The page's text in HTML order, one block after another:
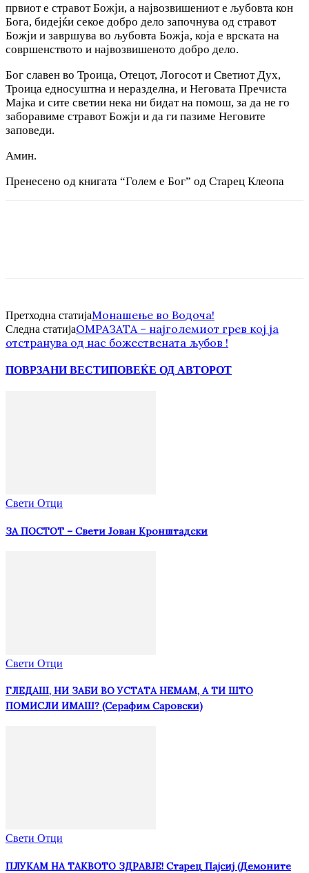
првиот е стравот Божји, а највозвишениот е љубовта кон
Бога, бидејќи секое добро дело започнува од стравот
Божји и завршува во љубовта Божја, која е врската на
совршенството и највозвишеното добро дело.
Бог славен во Троица, Отецот, Логосот и Светиот Дух,
Троица едносуштна и неразделна, и Неговата Пречиста
Мајка и сите светии нека ни бидат на помош, за да не го
заборавиме стравот Божји и да ги пазиме Неговите
заповеди.
Амин.
Пренесено од книгата “Голем е Бог” од Старец Клеопа
Претходна статијаМонашење во Водоча!
Следна статијаОМРАЗАТА – најголемиот грев кој ја
отстранува од нас божествената љубов !
ПОВРЗАНИ ВЕСТИПОВЕЌЕ ОД АВТОРОТ
Свети Отци
ЗА ПОСТОТ – Свети Јован Кронштадски
Свети Отци
ГЛЕДАШ, НИ ЗАБИ ВО УСТАТА НЕМАМ, А ТИ ШТО
ПОМИСЛИ ИМАШ? (Серафим Саровски)
Свети Отци
ПЛУКАМ НА ТАКВОТО ЗДРАВЈЕ! Старец Пајсиј (Демоните